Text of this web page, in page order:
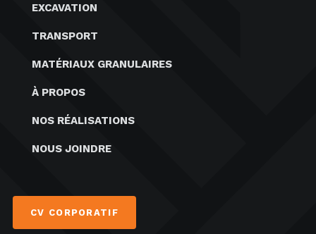
EXCAVATION
TRANSPORT
MATÉRIAUX GRANULAIRES
À PROPOS
NOS RÉALISATIONS
NOUS JOINDRE
CV CORPORATIF